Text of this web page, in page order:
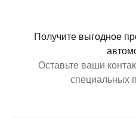
Получите выгодное
Оставьте ваши
специальных